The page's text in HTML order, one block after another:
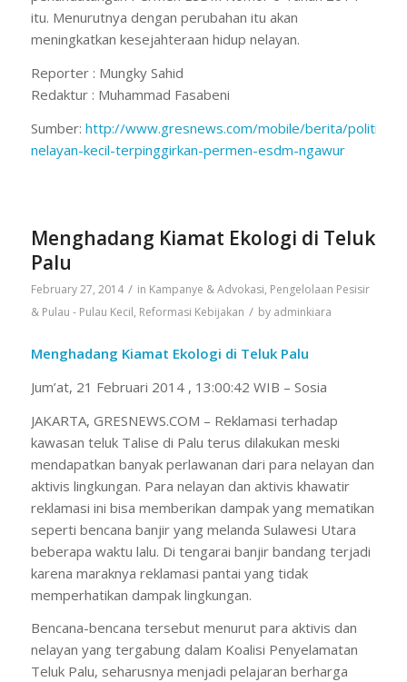
itu. Menurutnya dengan perubahan itu akan
meningkatkan kesejahteraan hidup nelayan.
Reporter : Mungky Sahid
Redaktur : Muhammad Fasabeni
Sumber: http://www.gresnews.com/mobile/berita/politik/
nelayan-kecil-terpinggirkan-permen-esdm-ngawur
Menghadang Kiamat Ekologi di Teluk
Palu
February 27, 2014 / in Kampanye & Advokasi, Pengelolaan Pesisir
& Pulau - Pulau Kecil, Reformasi Kebijakan / by adminkiara
Menghadang Kiamat Ekologi di Teluk Palu
Jum’at, 21 Februari 2014 , 13:00:42 WIB – Sosia
JAKARTA, GRESNEWS.COM – Reklamasi terhadap
kawasan teluk Talise di Palu terus dilakukan meski
mendapatkan banyak perlawanan dari para nelayan dan
aktivis lingkungan. Para nelayan dan aktivis khawatir
reklamasi ini bisa memberikan dampak yang mematikan
seperti bencana banjir yang melanda Sulawesi Utara
beberapa waktu lalu. Di tengarai banjir bandang terjadi
karena maraknya reklamasi pantai yang tidak
memperhatikan dampak lingkungan.
Bencana-bencana tersebut menurut para aktivis dan
nelayan yang tergabung dalam Koalisi Penyelamatan
Teluk Palu, seharusnya menjadi pelajaran berharga